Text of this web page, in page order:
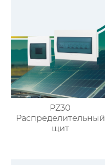
PZ30
Распределительный
щит